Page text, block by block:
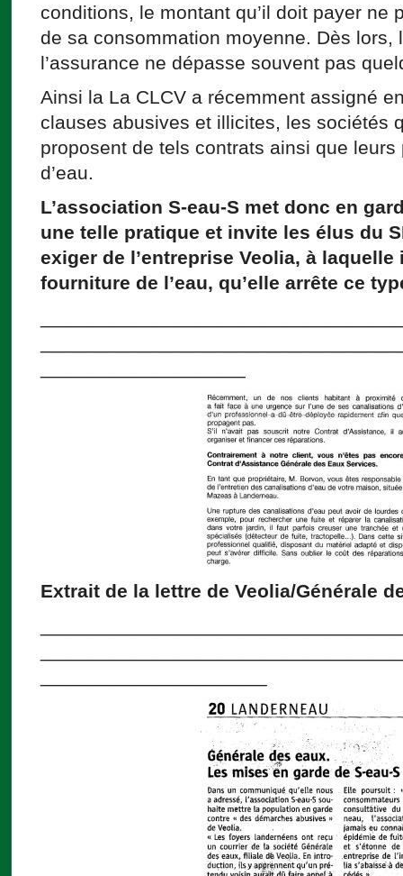
conditions, le montant qu’il doit payer ne
de sa consommation moyenne. Dès lors,
l’assurance ne dépasse souvent pas
Ainsi la La CLCV a récemment assigné
clauses abusives et illicites, les sociétés
proposent de tels contrats ainsi que
d’eau.
L’association S-eau-S met donc en
une telle pratique et invite les élus du
exiger de l’entreprise Veolia, à
fourniture de l’eau, qu’elle arrête ce
Extrait de la lettre de Veolia/Générale